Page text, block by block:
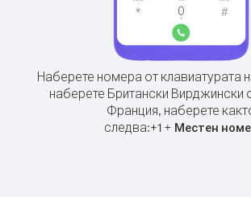
Наберете номера от клавиатурата
наберете Британски Вирджински
Франция, наберете
следва:+1+ Местен